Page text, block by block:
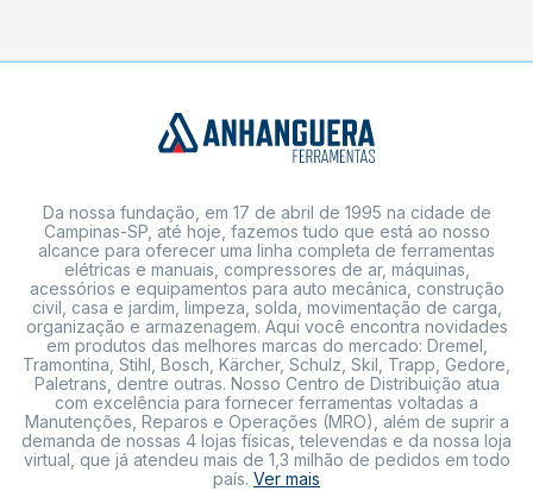
Da nossa fundação, em 17 de abril de 1995 na cidade de
Campinas-SP, até hoje, fazemos tudo que está ao nosso
alcance para oferecer uma linha completa de ferramentas
elétricas e manuais, compressores de ar, máquinas,
acessórios e equipamentos para auto mecânica, construção
civil, casa e jardim, limpeza, solda, movimentação de carga,
organização e armazenagem. Aqui você encontra novidades
em produtos das melhores marcas do mercado: Dremel,
Tramontina, Stihl, Bosch, Kärcher, Schulz, Skil, Trapp, Gedore,
Paletrans, dentre outras. Nosso Centro de Distribuição atua
com excelência para fornecer ferramentas voltadas a
Manutenções, Reparos e Operações (MRO), além de suprir a
demanda de nossas 4 lojas físicas, televendas e da nossa loja
virtual, que já atendeu mais de 1,3 milhão de pedidos em todo
país. Ver mais